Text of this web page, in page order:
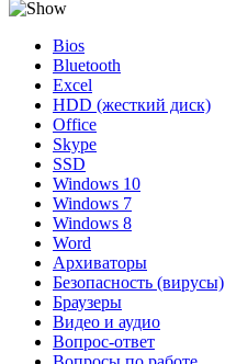
Bios
Bluetooth
Excel
HDD (жесткий диск)
Office
Skype
SSD
Windows 10
Windows 7
Windows 8
Word
Архиваторы
Безопасность (вирусы)
Браузеры
Видео и аудио
Вопрос-ответ